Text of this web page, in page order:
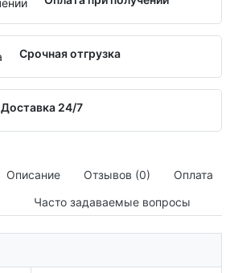
Срочная отгрузка
Доставка 24/7
Описание Отзывов (0)
Оплата
Часто задаваемые вопросы